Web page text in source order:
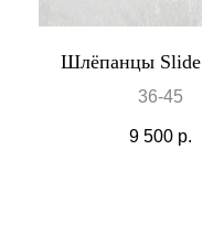
Шлёпанцы Slide
36-45
9 500 р.